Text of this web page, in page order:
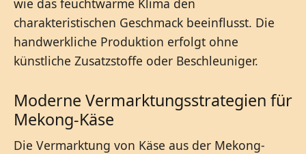
charakteristischen Geschmack beeinflusst. Die
handwerkliche Produktion erfolgt ohne
künstliche Zusatzstoffe oder Beschleuniger.
Moderne Vermarktungsstrategien für
Mekong-Käse
Die Vermarktung von Käse aus der Mekong-